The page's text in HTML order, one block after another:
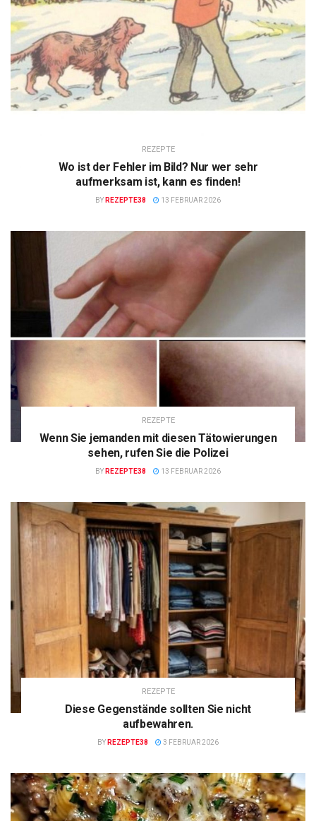
REZEPTE
Wo ist der Fehler im Bild? Nur wer sehr
aufmerksam ist, kann es finden!
BY REZEPTE38 13 FEBRUAR 2026
REZEPTE
Wenn Sie jemanden mit diesen Tätowierungen
sehen, rufen Sie die Polizei
BY REZEPTE38 13 FEBRUAR 2026
REZEPTE
Diese Gegenstände sollten Sie nicht
aufbewahren.
BY REZEPTE38 3 FEBRUAR 2026